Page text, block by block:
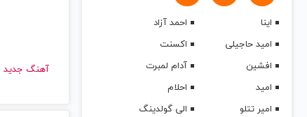
اینا
احمد آزاد
امید حاجیلی
اکسنت
افشین
آدام لمبرت
امید
احلام
امیر تتلو
الی گولدینگ
آهنگ جدید